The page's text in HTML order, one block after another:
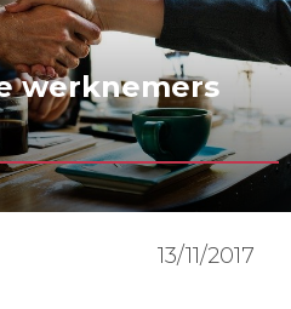
werknemers
13/11/2017